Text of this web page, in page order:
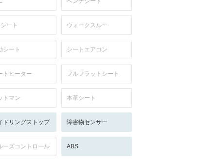
ート ウォークスルー
シート シートエアコン
トヒーター フルフラットシート
トマン 本革シート
ドリングストップ 障害物センサー
ーズコントロール ABS